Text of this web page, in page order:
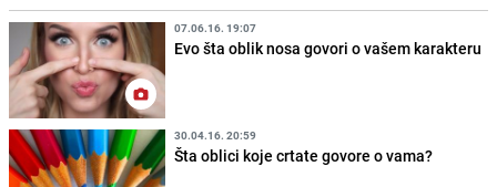
07.06.16. 19:07
Evo šta oblik nosa govori o vašem karakteru
30.04.16. 20:59
Šta oblici koje crtate govore o vama?